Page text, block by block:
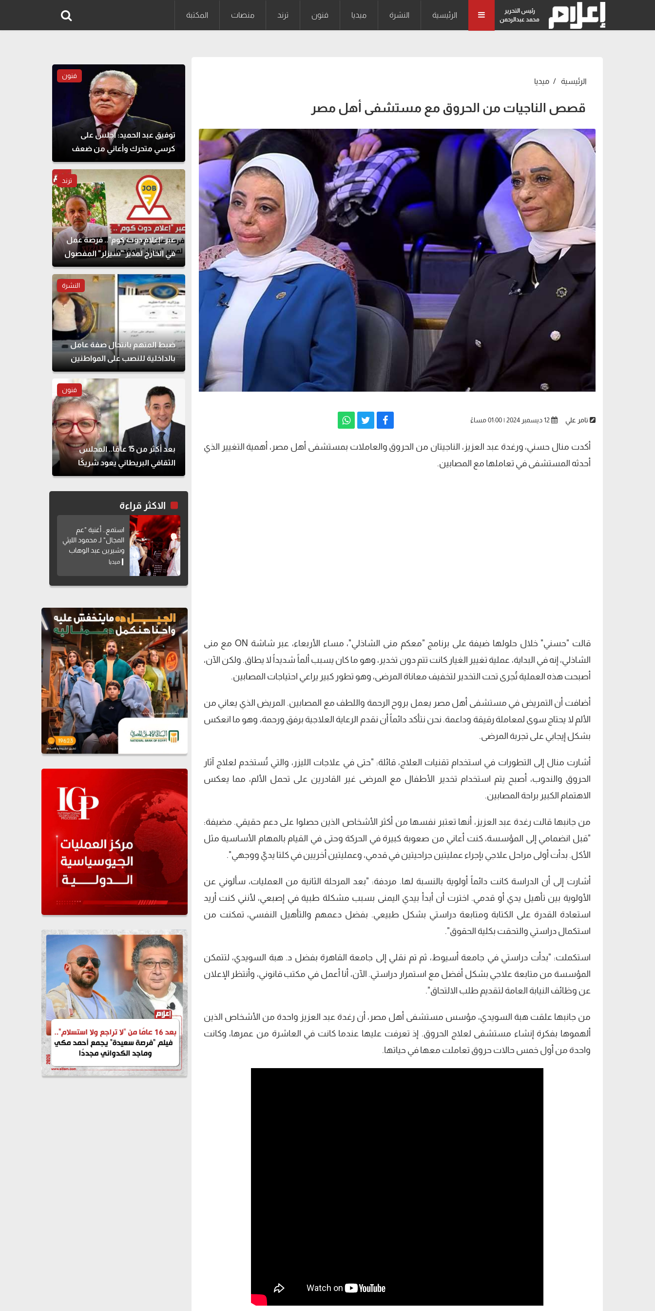
رئيس التحرير
محمد عبدالرحمن
الرئيسية النشرة ميديا فنون ترند منصات المكتبة
الرئيسية ميديا
قصص الناجيات من الحروق مع مستشفى أهل مصر
تامر علي
أكدت منال حسني، ورغدة عبد العزيز، الناجيتان من الحروق والعاملات بمستشفى أهل مصر، أهمية التغيير الذي
أحدثه المستشفى في تعاملها مع المصابين.
قالت "حسني" خلال حلولها ضيفة على برنامج "معكم منى الشاذلي"، مساء الأربعاء، عبر شاشة ON مع منى
الشاذلي، إنه في البداية، عملية تغيير الغيار كانت تتم دون تخدير، وهو ما كان يسبب ألماً شديداً لا يطاق. ولكن الآن،
أصبحت هذه العملية تُجرى تحت التخدير لتخفيف معاناة المرضى، وهو تطور كبير يراعي احتياجات المصابين.
أضافت أن التمريض في مستشفى أهل مصر يعمل بروح الرحمة واللطف مع المصابين. المريض الذي يعاني من
الألم لا يحتاج سوى لمعاملة رقيقة وداعمة. نحن نتأكد دائماً أن نقدم الرعاية العلاجية برفق ورحمة، وهو ما انعكس
بشكل إيجابي على تجربة المرضى.
أشارت منال إلى التطورات في استخدام تقنيات العلاج، قائلة: "حتى في علاجات الليزر، والتي تُستخدم لعلاج آثار
الحروق والندوب، أصبح يتم استخدام تخدير الأطفال مع المرضى غير القادرين على تحمل الألم، مما يعكس
الاهتمام الكبير براحة المصابين.
من جانبها قالت رغدة عبد العزيز، أنها تعتبر نفسها من أكثر الأشخاص الذين حصلوا على دعم حقيقي. مضيفة:
"قبل انضمامي إلى المؤسسة، كنت أعاني من صعوبة كبيرة في الحركة وحتى في القيام بالمهام الأساسية مثل
الأكل. بدأت أولى مراحل علاجي بإجراء عمليتين جراحيتين في قدمي، وعمليتين أخريين في كلتا يديّ ووجهي".
أشارت إلى أن الدراسة كانت دائماً أولوية بالنسبة لها. مردفة: "بعد المرحلة الثانية من العمليات، سألوني عن
الأولوية بين تأهيل يدي أو قدمي. اخترت أن أبدأ بيدي اليمنى بسبب مشكلة طبية في إصبعي، لأنني كنت أريد
استعادة القدرة على الكتابة ومتابعة دراستي بشكل طبيعي. بفضل دعمهم والتأهيل النفسي، تمكنت من
استكمال دراستي والتحقت بكلية الحقوق".
استكملت: "بدأت دراستي في جامعة أسيوط، ثم تم نقلي إلى جامعة القاهرة بفضل د. هبة السويدي، لتتمكن
المؤسسة من متابعة علاجي بشكل أفضل مع استمرار دراستي. الآن، أنا أعمل في مكتب قانوني، وأنتظر الإعلان
عن وظائف النيابة العامة لتقديم طلب الالتحاق".
من جانبها علقت هبة السويدي، مؤسس مستشفى أهل مصر، أن رغدة عبد العزيز واحدة من الأشخاص الذين
ألهموها بفكرة إنشاء مستشفى لعلاج الحروق. إذ تعرفت عليها عندما كانت في العاشرة من عمرها، وكانت
واحدة من أول خمس حالات حروق تعاملت معها في حياتها.
فنون
توفيق عبد الحميد: أجلس على
كرسي متحرك وأعاني من ضعف
النظر
ترند
عبر "إعلام دوت كوم".. فرصة عمل
في الخارج لمدير "سيزلر" المفصول
النشرة
ضبط المتهم بانتحال صفة عامل
بالداخلية للنصب على المواطنين
فنون
بعد أكثر من 15 عامًا.. المجلس
الثقافي البريطاني يعود شريكًا
لمهرجان القاهرة للمسرح التجريبي
الاكثر قراءة
استمع.. أغنية "عم
المجال" لـ محمود الليثي
وشيرين عبد الوهاب
ميديا